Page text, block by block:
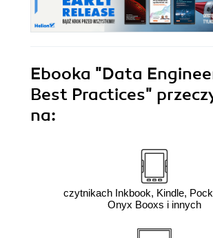
Ebooka "Data
Best Practices"
na:
czytnikach Inkbook, Kindle,
Onyx Booxs i innych